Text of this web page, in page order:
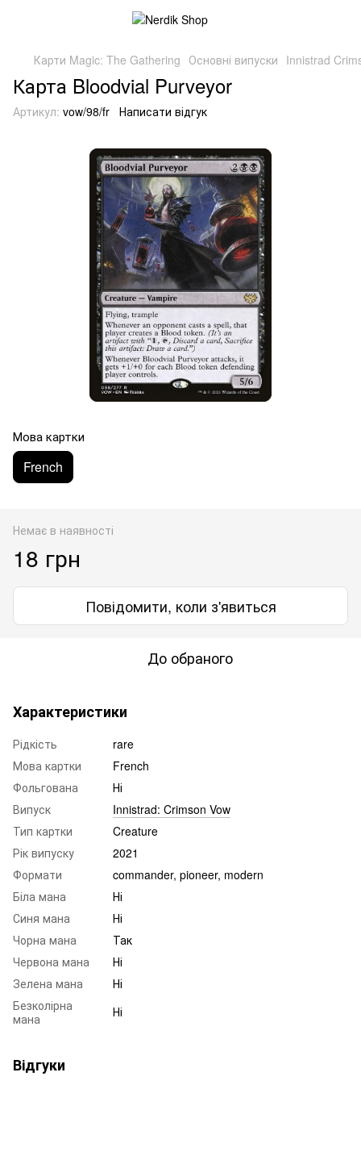
Карти Magic: The Gathering Основні випуски Innistrad
Карта Bloodvial Purveyor
Артикул: vow/98/fr Написати відгук
Мова картки
French
Немає в наявності
18 грн
Повідомити, коли з'явиться
До обраного
Характеристики
Рідкість
rare
Мова картки
French
Фольгована
Ні
Випуск
Innistrad: Crimson Vow
Тип картки
Creature
Рік випуску
2021
Формати
commander, pioneer, modern
Біла мана
Ні
Синя мана
Ні
Чорна мана
Так
Червона мана
Ні
Зелена мана
Ні
Безколірна
мана
Ні
Відгуки